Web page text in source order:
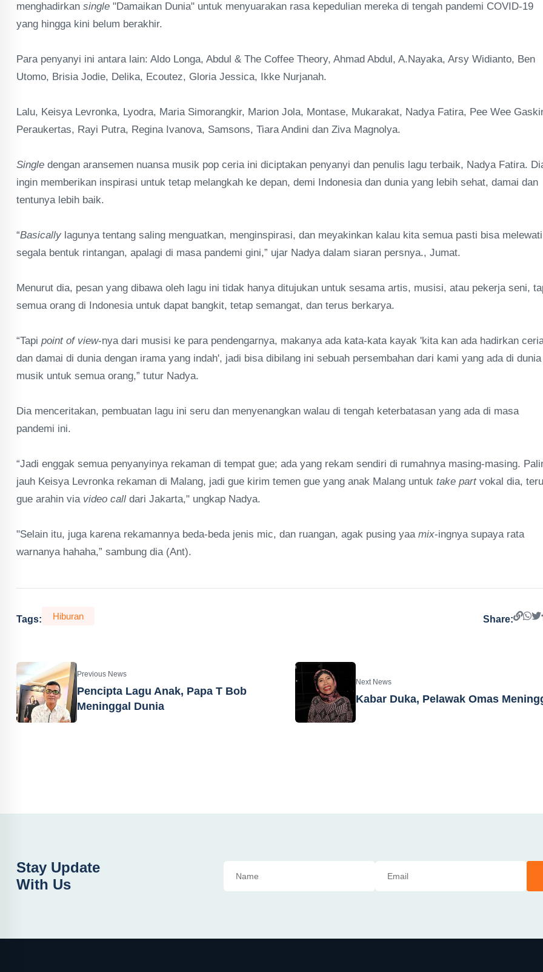
menghadirkan single "Damaikan Dunia" untuk menyuarakan rasa kepedulian mereka di tengah pandemi COVID-19
yang hingga kini belum berakhir.
Para penyanyi ini antara lain: Aldo Longa, Abdul & The Coffee Theory, Ahmad Abdul, A.Nayaka, Arsy Widianto, Ben
Utomo, Brisia Jodie, Delika, Ecoutez, Gloria Jessica, Ikke Nurjanah.
Lalu, Keisya Levronka, Lyodra, Maria Simorangkir, Marion Jola, Montase, Mukarakat, Nadya Fatira, Pee Wee
Peraukertas, Rayi Putra, Regina Ivanova, Samsons, Tiara Andini dan Ziva Magnolya.
Single dengan aransemen nuansa musik pop ceria ini diciptakan penyanyi dan penulis lagu terbaik, Nadya Fatira.
ingin memberikan inspirasi untuk tetap melangkah ke depan, demi Indonesia dan dunia yang lebih sehat, damai dan
tentunya lebih baik.
“Basically lagunya tentang saling menguatkan, menginspirasi, dan meyakinkan kalau kita semua pasti bisa melewati
segala bentuk rintangan, apalagi di masa pandemi gini,” ujar Nadya dalam siaran persnya., Jumat.
Menurut dia, pesan yang dibawa oleh lagu ini tidak hanya ditujukan untuk sesama artis, musisi, atau pekerja seni,
semua orang di Indonesia untuk dapat bangkit, tetap semangat, dan terus berkarya.
“Tapi point of view-nya dari musisi ke para pendengarnya, makanya ada kata-kata kayak 'kita kan ada hadirkan
dan damai di dunia dengan irama yang indah', jadi bisa dibilang ini sebuah persembahan dari kami yang ada di dunia
musik untuk semua orang,” tutur Nadya.
Dia menceritakan, pembuatan lagu ini seru dan menyenangkan walau di tengah keterbatasan yang ada di masa
pandemi ini.
“Jadi enggak semua penyanyinya rekaman di tempat gue; ada yang rekam sendiri di rumahnya masing-masing.
jauh Keisya Levronka rekaman di Malang, jadi gue kirim temen gue yang anak Malang untuk take part vokal dia,
gue arahin viavideo call dari Jakarta," ungkap Nadya.
"Selain itu, juga karena rekamannya beda-beda jenis mic, dan ruangan, agak pusing yaa mix-ingnya supaya rata
warnanya hahaha,” sambung dia (Ant).
Tags: Hiburan Share:
Previous News
Pencipta Lagu Anak, Papa T Bob
Meninggal Dunia
Next News
Kabar Duka, Pelawak Omas
Stay Update
With Us